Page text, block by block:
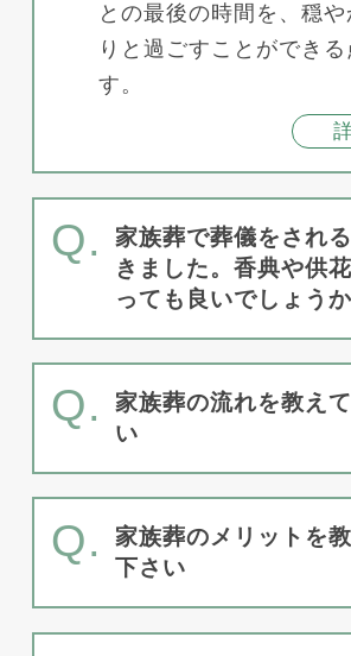
との最後の時間を、穏や
りと過ごすことができ
す。
Q.
家族葬で葬儀をされ
きました。香典や供
っても良いでしょう
Q.
家族葬の流れを教え
い
Q.
家族葬のメリットを
下さい